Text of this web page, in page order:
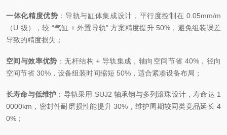
一体化精度优势 ：导轨与缸体集成设计，平行度控制在 0.05mm/m
（U 级），较 “气缸 + 外置导轨" 方案精度提升 50%，避免组装误差
导致的精度损失；
空间与效率优势 ：无杆结构 + 导轨集成，轴向空间节省 40%，径向
空间节省 30%，设备组装时间缩短 50%，适合紧凑设备布局；
长寿命与低维护 ：导轨采用 SUJ2 轴承钢与多列滚珠设计，寿命达 1
0000km，密封件耐磨损性能提升 30%，维护周期较同类竞品延长 4
0%；